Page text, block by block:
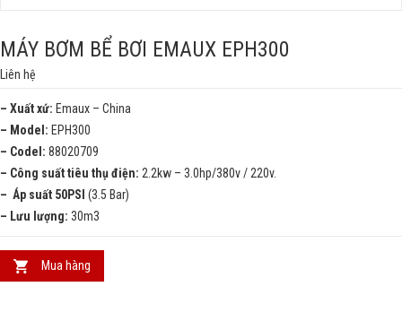
MÁY BƠM BỂ BƠI EMAUX EPH300
Liên hệ
– Xuất xứ: Emaux – China
– Model: EPH300
– Codel: 88020709
– Công suất tiêu thụ điện: 2.2kw – 3.0hp/380v / 220v.
– Áp suất 50PSI (3.5 Bar)
– Lưu lượng: 30m3
Mua hàng